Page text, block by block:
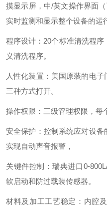
摸显示屏，中/英文操作界面
实时监测和显示整个设备的运
程序设计：20个标准清洗程
义清洗程序。
人性化装置：美国原装的电
三种方式打开。
操作权限：三级管理权限，每
安全保护：控制系统应对设
实现自动声音报警，
关键件控制：瑞典进口0-
软启动和防过载装传感器。
材料及加工工艺稳定：内腔